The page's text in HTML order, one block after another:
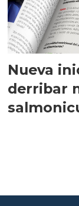
Nueva
derribar